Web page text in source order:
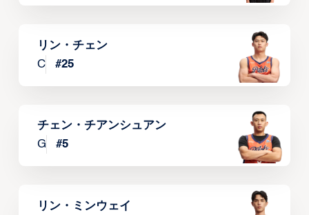
リン・チェン
C
#25
チェン・チアンシュアン
G
#5
リン・ミンウェイ